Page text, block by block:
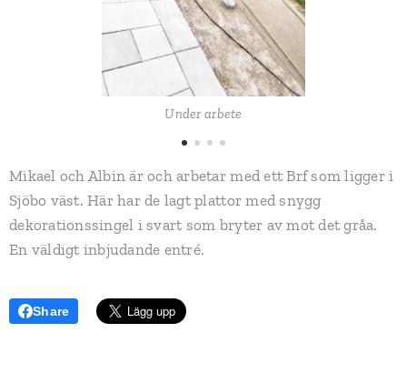
Under arbete
Mikael och Albin är och arbetar med ett Brf som ligger i
Sjöbo väst. Här har de lagt plattor med snygg
dekorationssingel i svart som bryter av mot det gråa.
En väldigt inbjudande entré.
Share